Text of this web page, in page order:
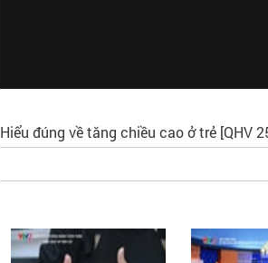
Hiểu đúng về tăng chiều cao ở trẻ [QHV